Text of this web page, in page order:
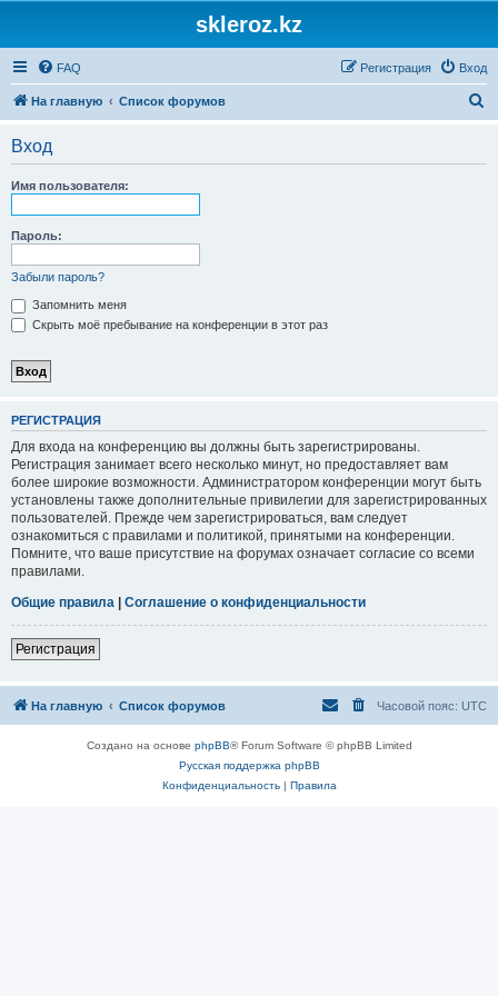
skleroz.kz
FAQ Вход
Регистрация
На главную Список форумов
Вход
Имя пользователя:
Пароль:
Забыли пароль?
Запомнить меня
Скрыть моё пребывание на конференции в этот раз
РЕГИСТРАЦИЯ
Для входа на конференцию вы должны быть зарегистрированы.
Регистрация занимает всего несколько минут, но предоставляет вам
более широкие возможности. Администратором конференции могут быть
установлены также дополнительные привилегии для зарегистрированных
пользователей. Прежде чем зарегистрироваться, вам следует
ознакомиться с правилами и политикой, принятыми на конференции.
Помните, что ваше присутствие на форумах означает согласие со всеми
правилами.
Общие правила | Соглашение о конфиденциальности
Регистрация
На главную Список форумов Часовой пояс: UTC
Создано на основе phpBB® Forum Software © phpBB Limited
Русская поддержка phpBB
Конфиденциальность| Правила